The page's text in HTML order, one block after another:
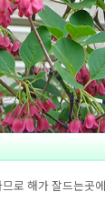
로 해가 잘드는곳